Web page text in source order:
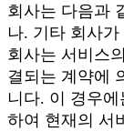
회사는 다음과
나. 기타 회사
회사는 서비스
결되는 계약에
니다. 이 경우
하여 현재의 서